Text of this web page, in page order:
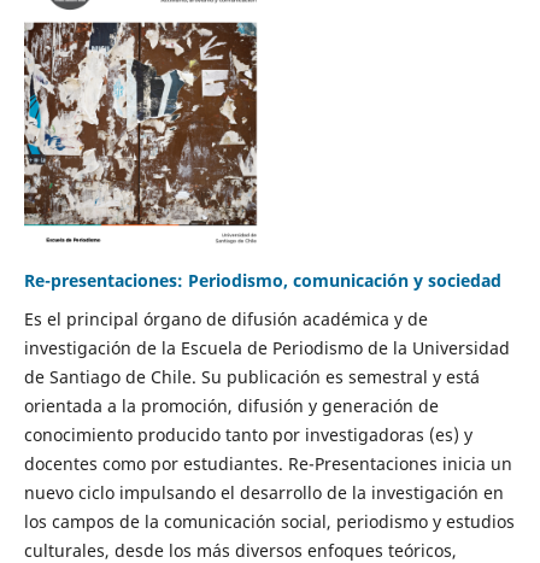
Re-presentaciones: Periodismo, comunicación y sociedad
Es el principal órgano de difusión académica y de
investigación de la Escuela de Periodismo de la Universidad
de Santiago de Chile. Su publicación es semestral y está
orientada a la promoción, difusión y generación de
conocimiento producido tanto por investigadoras (es) y
docentes como por estudiantes. Re-Presentaciones inicia un
nuevo ciclo impulsando el desarrollo de la investigación en
los campos de la comunicación social, periodismo y estudios
culturales, desde los más diversos enfoques teóricos,